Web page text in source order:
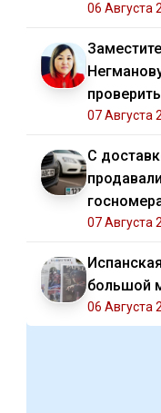
06 Августа
сестры
07 Августа
С
07 Августа
большой
06 Августа